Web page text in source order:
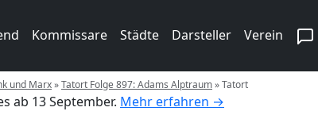
Kommissare Städte Darsteller Verein
und Marx»Tatort Folge 897: Adams Alptraum»Tatort
ab 13 September. Mehr erfahren →